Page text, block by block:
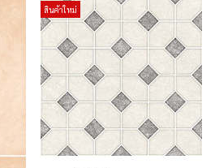
สินค้าใหม่